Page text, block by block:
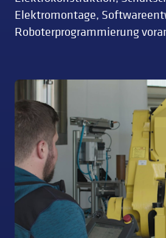
Elektromontage,
Roboterprogrammierung